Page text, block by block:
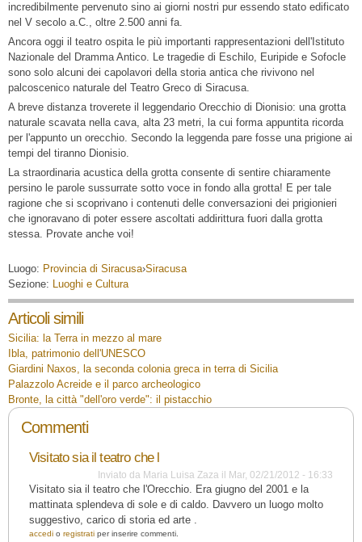
incredibilmente pervenuto sino ai giorni nostri pur essendo stato edificato
nel V secolo a.C., oltre 2.500 anni fa.
Ancora oggi il teatro ospita le più importanti rappresentazioni dell'Istituto
Nazionale del Dramma Antico. Le tragedie di Eschilo, Euripide e Sofocle
sono solo alcuni dei capolavori della storia antica che rivivono nel
palcoscenico naturale del Teatro Greco di Siracusa.
A breve distanza troverete il leggendario Orecchio di Dionisio: una grotta
naturale scavata nella cava, alta 23 metri, la cui forma appuntita ricorda
per l'appunto un orecchio. Secondo la leggenda pare fosse una prigione ai
tempi del tiranno Dionisio.
La straordinaria acustica della grotta consente di sentire chiaramente
persino le parole sussurrate sotto voce in fondo alla grotta! E per tale
ragione che si scoprivano i contenuti delle conversazioni dei prigionieri
che ignoravano di poter essere ascoltati addirittura fuori dalla grotta
stessa. Provate anche voi!
Luogo: Provincia di Siracusa›Siracusa
Sezione: Luoghi e Cultura
Articoli simili
Sicilia: la Terra in mezzo al mare
Ibla, patrimonio dell'UNESCO
Giardini Naxos, la seconda colonia greca in terra di Sicilia
Palazzolo Acreide e il parco archeologico
Bronte, la città "dell'oro verde": il pistacchio
Commenti
Visitato sia il teatro che l
Inviato da Maria Luisa Zaza il Mar, 02/21/2012 - 16:33
Visitato sia il teatro che l'Orecchio. Era giugno del 2001 e la
mattinata splendeva di sole e di caldo. Davvero un luogo molto
suggestivo, carico di storia ed arte .
accedi o registrati per inserire commenti.